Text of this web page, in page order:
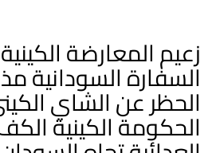
زعيم المعارضة
السفارة السودانية
الحظر عن الشاي
الحكومة الكينية